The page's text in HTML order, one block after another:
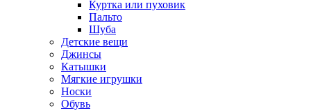
Куртка или пуховик
Пальто
Шуба
Детские вещи
Джинсы
Катышки
Мягкие игрушки
Носки
Обувь